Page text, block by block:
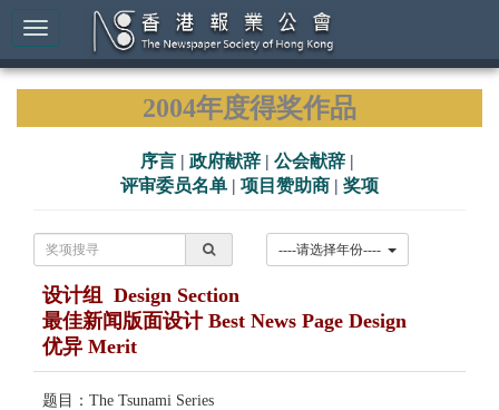
2004年度得奖作品
序言 | 政府献辞 | 公会献辞 |
评审委员名单 | 项目赞助商 | 奖项
设计组 Design Section
最佳新闻版面设计 Best News Page Design
优异 Merit
题目：The Tsunami Series